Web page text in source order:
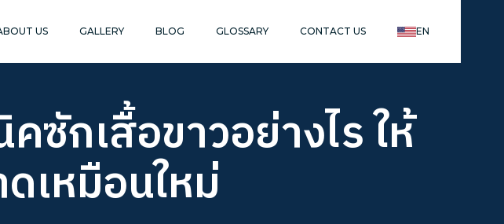
US GALLERY BLOG GLOSSARY CONTACT US EN
ซักเสื้อขาวอย่างไร ให้
เหมือนใหม่